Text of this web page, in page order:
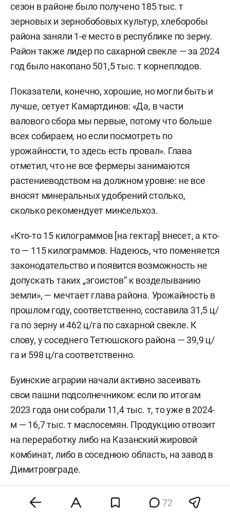
сезон в районе было получено 185 тыс. т
зерновых и зернобобовых культур, хлеборобы
района заняли 1-е место в республике по зерну.
Район также лидер по сахарной свекле — за 2024
год было накопано 501,5 тыс. т корнеплодов.
Показатели, конечно, хорошие, но могли быть и
лучше, сетует Камартдинов: «Да, в части
валового сбора мы первые, потому что больше
всех собираем, но если посмотреть по
урожайности, то здесь есть провал». Глава
отметил, что не все фермеры занимаются
растениеводством на должном уровне: не все
вносят минеральных удобрений столько,
сколько рекомендует минсельхоз.
«Кто-то 15 килограммов [на гектар] внесет, а кто-
то — 115 килограммов. Надеюсь, что поменяется
законодательство и появится возможность не
допускать таких „эгоистов“ к возделыванию
земли», — мечтает глава района. Урожайность в
прошлом году, соответственно, составила 31,5 ц/
га по зерну и 462 ц/га по сахарной свекле. К
слову, у соседнего Тетюшского района — 39,9 ц/
га и 598 ц/га соответственно.
Буинские аграрии начали активно засеивать
свои пашни подсолнечником: если по итогам
2023 года они собрали 11,4 тыс. т, то уже в 2024-
м — 16,7 тыс. т маслосемян. Продукцию отвозит
на переработку либо на Казанский жировой
комбинат, либо в соседнюю область, на завод в
Димитровграде.
72